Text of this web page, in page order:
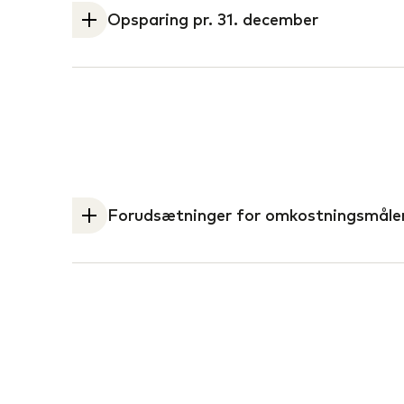
Opsparing pr. 31. december
Forudsætninger for